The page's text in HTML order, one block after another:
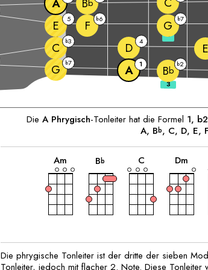
G b7 A 1 Bb
b2
C b3 D 4 E
E
5 F b6 G b7
b
3
Die APhrygisch-Tonleiter hat die Formel 1,
A, Bb, C, D, E, F
Passende
Akkorde:
Am
akkord
Bb
akkord
C
akkord
Dm
Die phrygische Tonleiter ist der dritte der sieben
Tonleiter, jedoch mit flacher 2. Note. Diese Tonleiter